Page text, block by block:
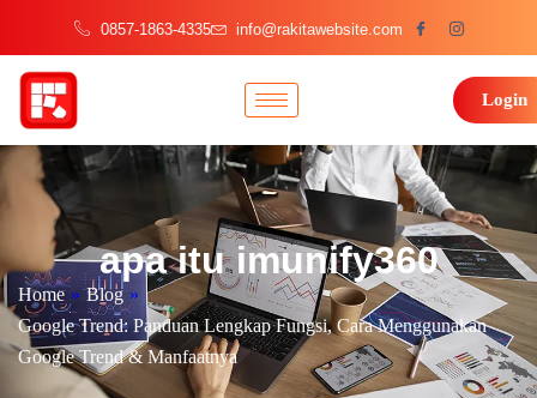
0857-1863-4335 info@rakitawebsite.com
Login
apa itu imunify360
Home » Blog »
Google Trend: Panduan Lengkap Fungsi, Cara Menggunakan
Google Trend & Manfaatnya